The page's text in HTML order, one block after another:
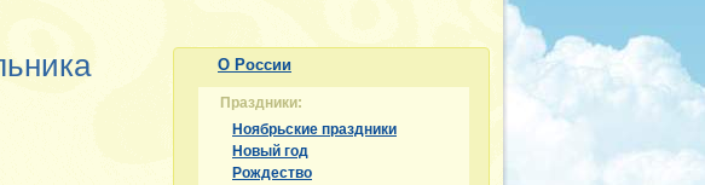
О России
Праздники:
Ноябрьские праздники
Новый год
Рождество